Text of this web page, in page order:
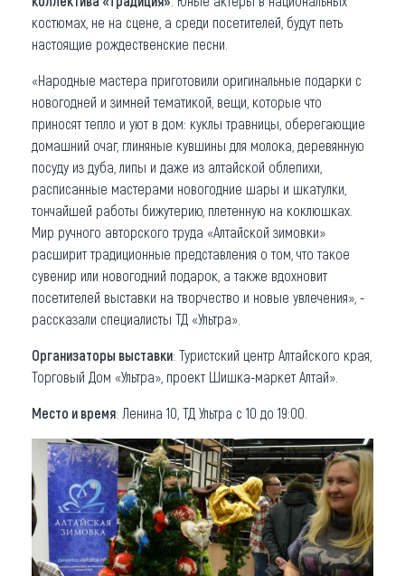
костюмах, не на сцене, а среди посетителей, будут петь
настоящие рождественские песни.
«Народные мастера приготовили оригинальные подарки с
новогодней и зимней тематикой, вещи, которые что
приносят тепло и уют в дом: куклы травницы, оберегающие
домашний очаг, глиняные кувшины для молока, деревянную
посуду из дуба, липы и даже из алтайской облепихи,
расписанные мастерами новогодние шары и шкатулки,
тончайшей работы бижутерию, плетенную на коклюшках.
Мир ручного авторского труда «Алтайской зимовки»
расширит традиционные представления о том, что такое
сувенир или новогодний подарок, а также вдохновит
посетителей выставки на творчество и новые увлечения», -
рассказали специалисты ТД «Ультра».
Организаторы выставки: Туристский центр Алтайского края,
Торговый Дом «Ультра», проект Шишка-маркет Алтай».
Место и время: Ленина 10, ТД Ультра с 10 до 19:00.